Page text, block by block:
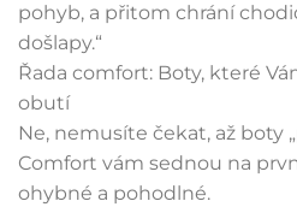
pohyb, a přitom chrání
došlapy.“
Řada comfort: Boty, které
obutí
Ne, nemusíte čekat, až boty
Comfort vám sednou na
ohybné a pohodlné.